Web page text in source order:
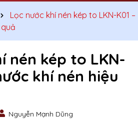
Lọc nước khí nén kép to LKN-K01 –
nén kép to LKN-
khí nén hiệu
Nguyễn Mạnh Dũng